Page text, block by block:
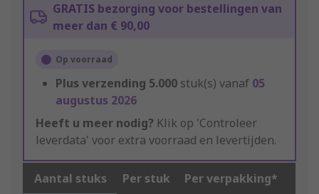
GRATIS bezorging voor bestellingen van
meer dan € 90,00
Op voorraad
Plus verzending 5.000 stuk(s) vanaf 05
augustus 2026
Heeft u meer nodig? Klik op 'Controleer
leverdata' voor extra voorraad en levertijden.
Aantal stuks Per stuk Per verpakking*